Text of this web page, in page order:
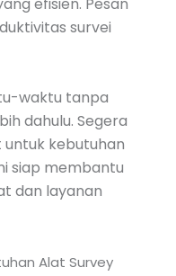
efisien. Pesan
survei
waktu tanpa
dahulu. Segera
untuk kebutuhan
siap membantu
dan layanan
Alat Survey